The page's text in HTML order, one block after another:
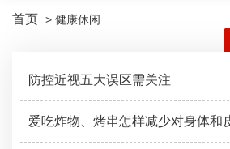
首页 > 健康休闲
防控近视五大误区需关注
爱吃炸物、烤串怎样减少对身体和